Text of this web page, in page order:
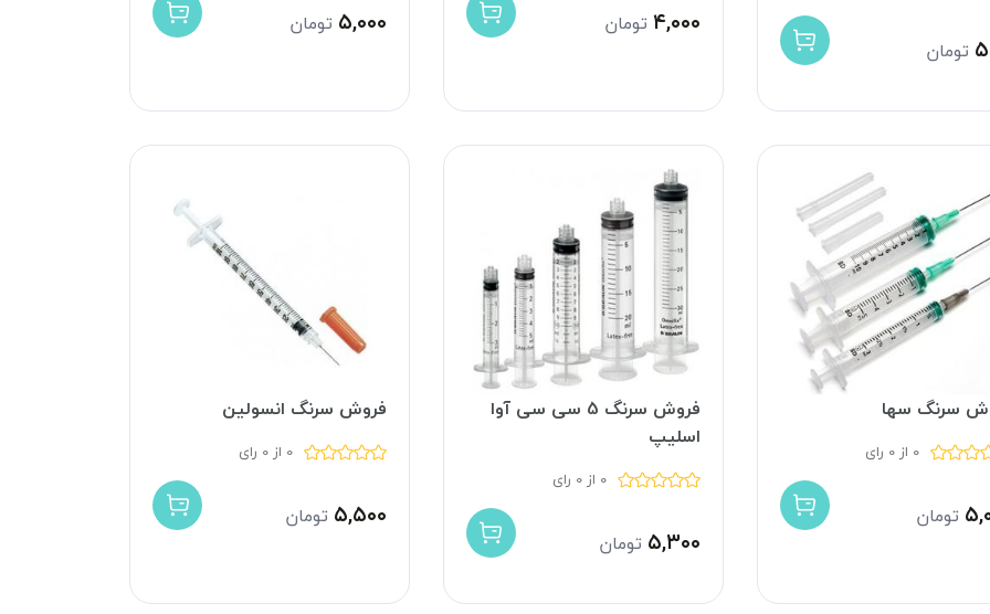
تومان
۴,۰۰۰ تومان ۵,۰۰۰ تومان
سرنگ سها
0 از 0 رای
تومان
فروش سرنگ 5 سی سی آوا
اسلیپ
0 از 0 رای
۵,۳۰۰ تومان
فروش سرنگ انسولین
0 از 0 رای
۵,۵۰۰ تومان